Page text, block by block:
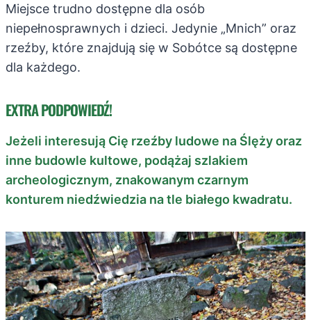
Miejsce trudno dostępne dla osób
niepełnosprawnych i dzieci. Jedynie „Mnich” oraz
rzeźby, które znajdują się w Sobótce są dostępne
dla każdego.
EXTRA PODPOWIEDŹ!
Jeżeli interesują Cię rzeźby ludowe na Ślęży oraz
inne budowle kultowe, podążaj szlakiem
archeologicznym, znakowanym czarnym
konturem niedźwiedzia na tle białego kwadratu.